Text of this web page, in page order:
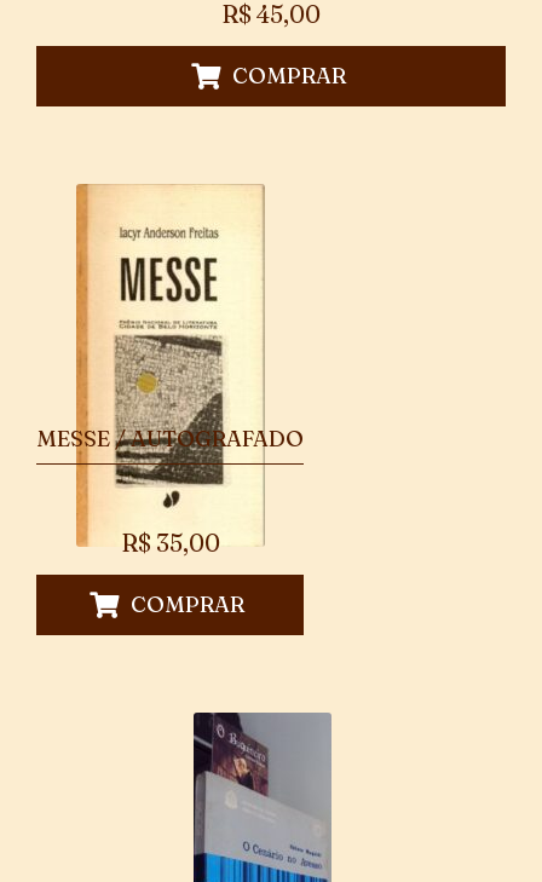
R$ 45,00
COMPRAR
MESSE / AUTOGRAFADO
R$ 35,00
COMPRAR